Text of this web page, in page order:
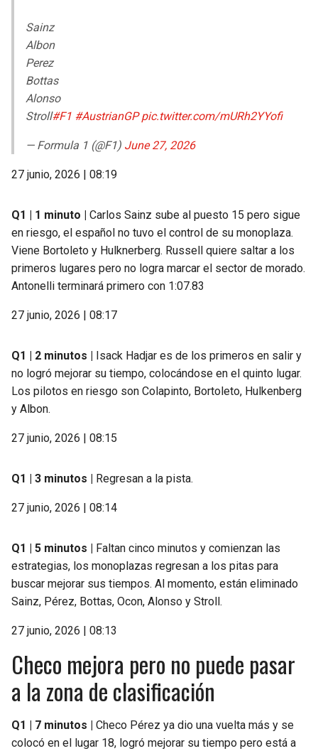
Sainz
Albon
Perez
Bottas
Alonso
Stroll#F1 #AustrianGP pic.twitter.com/mURh2YYofi
— Formula 1 (@F1) June 27, 2026
27 junio, 2026 | 08:19
Q1 | 1 minuto |
Carlos Sainz sube al puesto 15 pero sigue
en riesgo, el español no tuvo el control de su monoplaza.
Viene Bortoleto y Hulknerberg. Russell quiere saltar a los
primeros lugares pero no logra marcar el sector de morado.
Antonelli terminará primero con 1:07.83
27 junio, 2026 | 08:17
Q1 | 2 minutos |
Isack Hadjar es de los primeros en salir y
no logró mejorar su tiempo, colocándose en el quinto lugar.
Los pilotos en riesgo son Colapinto, Bortoleto, Hulkenberg
y Albon.
27 junio, 2026 | 08:15
Q1 | 3 minutos | Regresan a la pista.
27 junio, 2026 | 08:14
Q1 | 5 minutos |
Faltan cinco minutos y comienzan las
estrategias, los monoplazas regresan a los pitas para
buscar mejorar sus tiempos. Al momento, están eliminado
Sainz, Pérez, Bottas, Ocon, Alonso y Stroll.
27 junio, 2026 | 08:13
Checo mejora pero no puede pasar
a la zona de clasificación
Q1 | 7 minutos |
Checo Pérez ya dio una vuelta más y se
colocó en el lugar 18, logró mejorar su tiempo pero está a